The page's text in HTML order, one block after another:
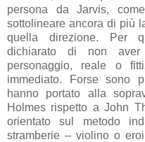
persona da Jarvis,
sottolineare ancora di più
quella direzione. Per
dichiarato di non
personaggio, reale o
immediato. Forse sono
hanno portato alla
Holmes rispetto a John
orientato sul metodo
stramberie – violino o